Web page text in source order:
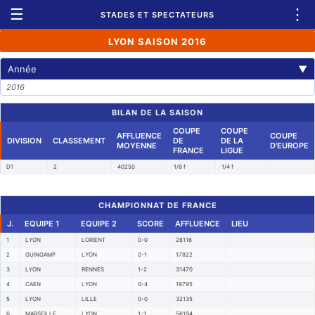
☰ STADES ET SPECTATEURS ⋮
LYON SAISON 2016
Année ▼
2016
BILAN DE LA SAISON
DIVISION CLASSEMENT
AFFLUENCE
MOYENNE
COUPE
DE
FRANCE
COUPE
DE LA
LIGUE
COUPE
D'EUROPE
D1 2 40250 1/8 f 1/4 f
CHAMPIONNAT DE FRANCE
J.
EQUIPE 1 EQUIPE 2 SCORE AFFLUENCE LIEU
1 LYON LORIENT 0-0 28116
2 GUINGAMP LYON 0-1 17822
3 LYON RENNES 1-2 31470
4 CAEN LYON 0-4 19795
5 LYON LILLE 0-0 32135
6 MARSEILLE LYON 1-1 56194